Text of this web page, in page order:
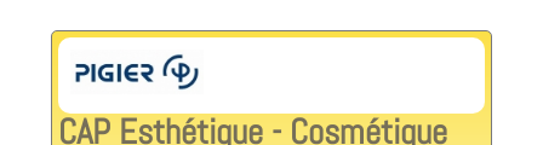
CAP Esthétique - Cosmétique